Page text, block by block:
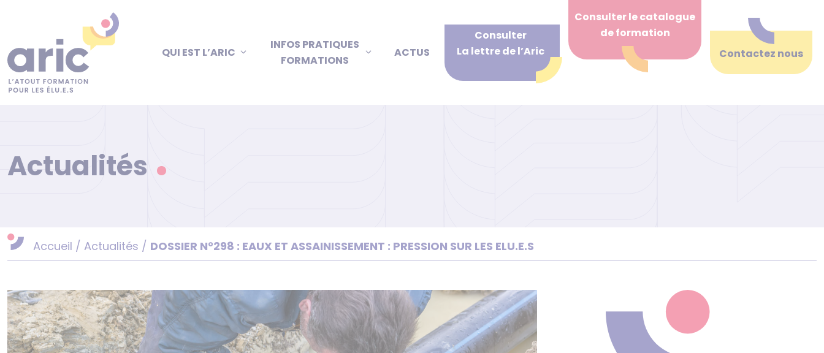
QUI EST L’ARIC
INFOS PRATIQUES
FORMATIONS
ACTUS
Consulter
La lettre de l’Aric
Consulter le catalogue
de formation
Contactez nous
Actualités
Accueil / Actualités / DOSSIER N°298 : EAUX ET ASSAINISSEMENT : PRESSION SUR LES ELU.E.S